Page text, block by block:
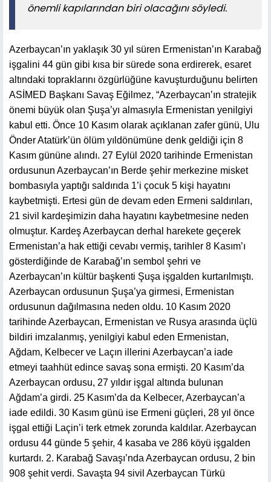
önemli kapılarından biri olacağını söyledi.
Azerbaycan’ın yaklaşık 30 yıl süren Ermenistan’ın Karabağ
işgalini 44 gün gibi kısa bir sürede sona erdirerek, esaret
altındaki topraklarını özgürlüğüne kavuşturduğunu belirten
ASİMED Başkanı Savaş Eğilmez, “Azerbaycan’ın stratejik
önemi büyük olan Şuşa’yı almasıyla Ermenistan yenilgiyi
kabul etti. Önce 10 Kasım olarak açıklanan zafer günü, Ulu
Önder Atatürk’ün ölüm yıldönümüne denk geldiği için 8
Kasım gününe alındı. 27 Eylül 2020 tarihinde Ermenistan
ordusunun Azerbaycan’ın Berde şehir merkezine misket
bombasıyla yaptığı saldırıda 1’i çocuk 5 kişi hayatını
kaybetmişti. Ertesi gün de devam eden Ermeni saldırıları,
21 sivil kardeşimizin daha hayatını kaybetmesine neden
olmuştur. Kardeş Azerbaycan derhal harekete geçerek
Ermenistan’a hak ettiği cevabı vermiş, tarihler 8 Kasım’ı
gösterdiğinde de Karabağ’ın sembol şehri ve
Azerbaycan’ın kültür başkenti Şuşa işgalden kurtarılmıştı.
Azerbaycan ordusunun Şuşa’ya girmesi, Ermenistan
ordusunun dağılmasına neden oldu. 10 Kasım 2020
tarihinde Azerbaycan, Ermenistan ve Rusya arasında üçlü
bildiri imzalanmış, yenilgiyi kabul eden Ermenistan,
Ağdam, Kelbecer ve Laçın illerini Azerbaycan’a iade
etmeyi taahhüt edince savaş sona ermişti. 20 Kasım’da
Azerbaycan ordusu, 27 yıldır işgal altında bulunan
Ağdam’a girdi. 25 Kasım’da da Kelbecer, Azerbaycan’a
iade edildi. 30 Kasım günü ise Ermeni güçleri, 28 yıl önce
işgal ettiği Laçin’i terk etmek zorunda kaldılar. Azerbaycan
ordusu 44 günde 5 şehir, 4 kasaba ve 286 köyü işgalden
kurtardı. 2. Karabağ Savaşı’nda Azerbaycan ordusu, 2 bin
908 şehit verdi. Savaşta 94 sivil Azerbaycan Türkü